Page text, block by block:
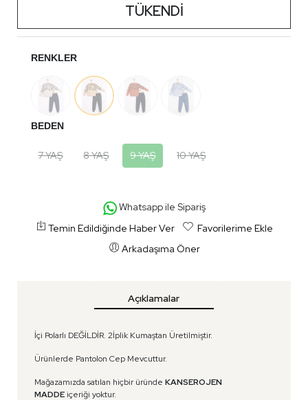
TÜKENDİ
RENKLER
BEDEN
7 YAŞ 8 YAŞ 9 YAŞ 10 YAŞ
Whatsapp ile Sipariş
Temin Edildiğinde Haber Ver
Favorilerime Ekle
Arkadaşıma Öner
Açıklamalar
İçi Polarlı DEĞİLDİR. 2İplik Kumaştan Üretilmiştir.
Ürünlerde Pantolon Cep Mevcuttur.
Mağazamızda satılan hiçbir üründeKANSEROJEN
MADDEiçeriği yoktur.